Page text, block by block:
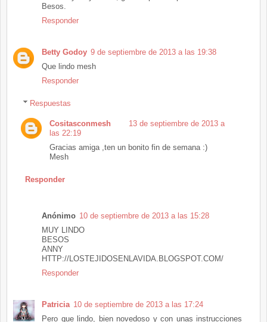
Besos.
Responder
Betty Godoy 9 de septiembre de 2013 a las 19:38
Que lindo mesh
Responder
Respuestas
Cositasconmesh
13 de septiembre de 2013 a
las 22:19
Gracias amiga ,ten un bonito fin de semana :)
Mesh
Responder
Anónimo 10 de septiembre de 2013 a las 15:28
MUY LINDO
BESOS
ANNY
HTTP://LOSTEJIDOSENLAVIDA.BLOGSPOT.COM/
Responder
Patricia 10 de septiembre de 2013 a las 17:24
Pero que lindo, bien novedoso y con unas instrucciones